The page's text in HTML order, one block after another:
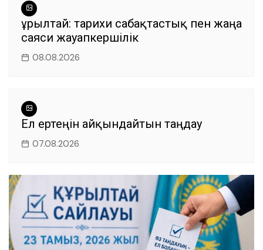
Құрылтай: тарихи сабақтастық пен жаңа
саяси жауапкершілік
08.08.2026
Ел ертеңін айқындайтын таңдау
07.08.2026